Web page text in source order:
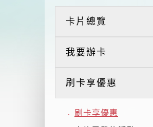
卡片總覽
我要辦卡
刷卡享優惠
- 刷卡享優惠